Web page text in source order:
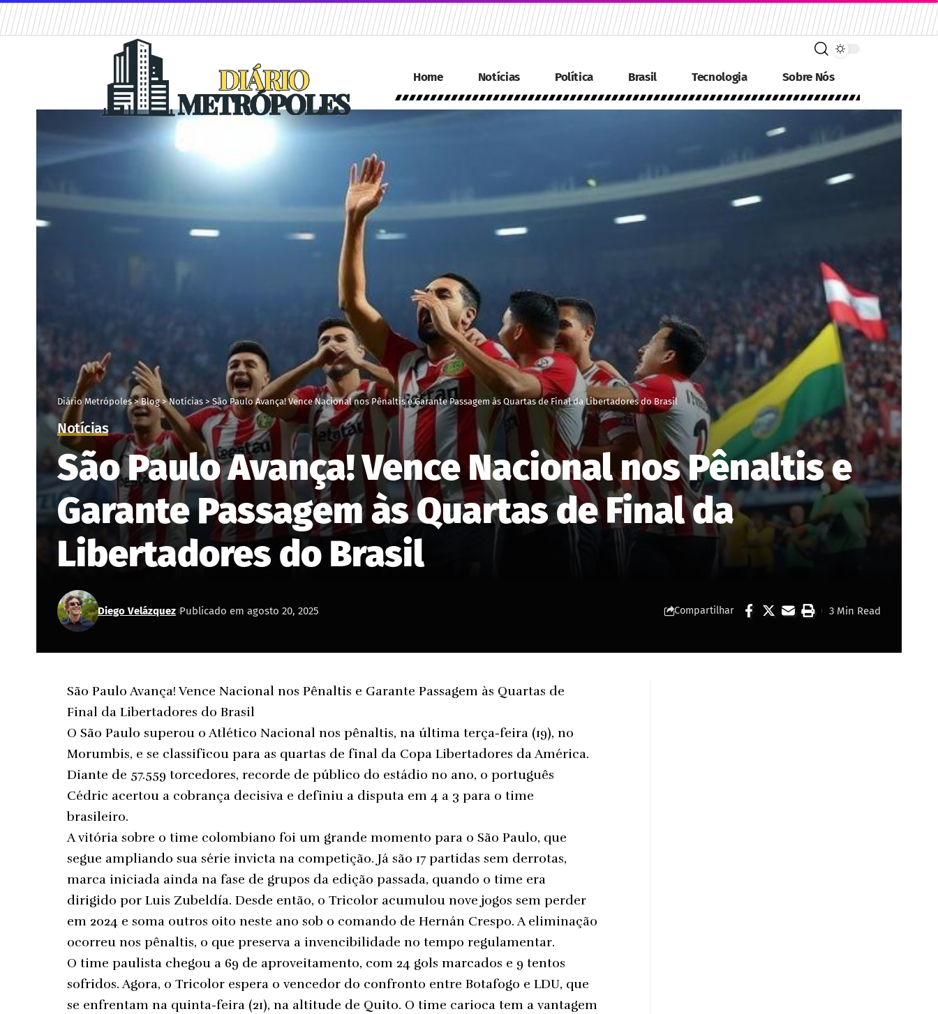
Home Notícias Política Brasil Tecnologia Sobre Nós
Diário Metrópoles>Blog>Notícias > São Paulo Avança! Vence Nacional nos Pênaltis e Garante Passagem às Quartas de Final da Libertadores do Brasil
Notícias
São Paulo Avança! Vence Nacional nos Pênaltis e
Garante Passagem às Quartas de Final da
Libertadores do Brasil
Diego Velázquez Publicado em agosto 20, 2025 Compartilhar 3 Min Read
São Paulo Avança! Vence Nacional nos Pênaltis e Garante Passagem às Quartas de
Final da Libertadores do Brasil
O São Paulo superou o Atlético Nacional nos pênaltis, na última terça-feira (19), no
Morumbis, e se classificou para as quartas de final da Copa Libertadores da América.
Diante de 57.559 torcedores, recorde de público do estádio no ano, o português
Cédric acertou a cobrança decisiva e definiu a disputa em 4 a 3 para o time
brasileiro.
A vitória sobre o time colombiano foi um grande momento para o São Paulo, que
segue ampliando sua série invicta na competição. Já são 17 partidas sem derrotas,
marca iniciada ainda na fase de grupos da edição passada, quando o time era
dirigido por Luis Zubeldía. Desde então, o Tricolor acumulou nove jogos sem perder
em 2024 e soma outros oito neste ano sob o comando de Hernán Crespo. A eliminação
ocorreu nos pênaltis, o que preserva a invencibilidade no tempo regulamentar.
O time paulista chegou a 69 de aproveitamento, com 24 gols marcados e 9 tentos
sofridos. Agora, o Tricolor espera o vencedor do confronto entre Botafogo e LDU, que
se enfrentam na quinta-feira (21), na altitude de Quito. O time carioca tem a vantagem